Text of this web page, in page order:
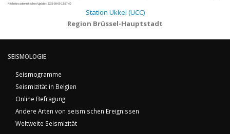
Nächstes automatisches Update : 2026-08-09 13:57:40
Station Ukkel (UCC)
Region Brüssel-Hauptstadt
SEISMOLOGIE
Seismogramme
Seismizität in Belgien
Online Befragung
Andere Arten von seismischen Ereignissen
Weltweite Seismizität